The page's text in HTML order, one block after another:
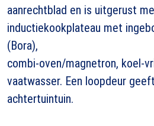
aanrechtblad en is uitgerust
inductiekookplateau met
(Bora),
combi-oven/magnetron, koel-
vaatwasser. Een loopdeur
achtertuintuin.